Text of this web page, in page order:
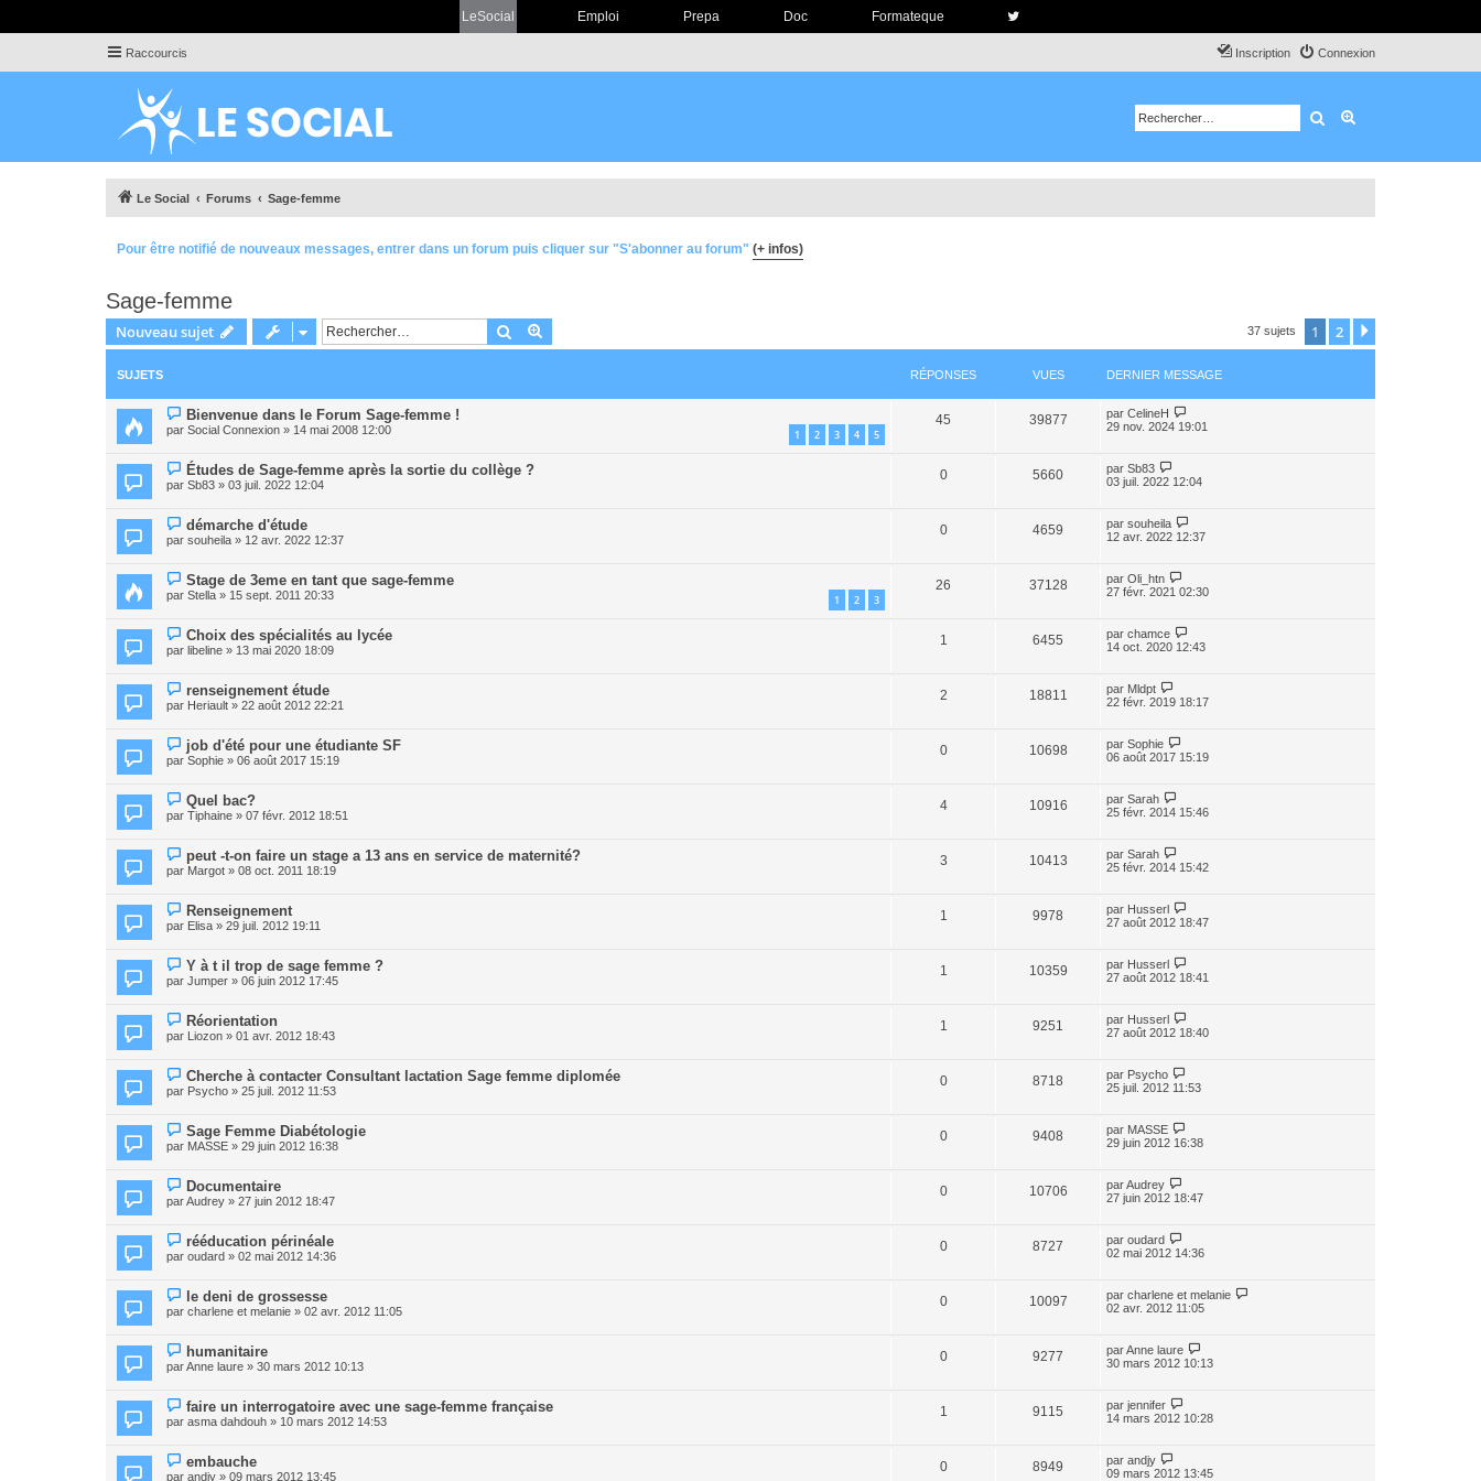
LeSocial Emploi Prepa Doc Formateque
Raccourcis Connexion
Inscription
Rechercher
Le Social Forums Sage-femme
Pour être notifié de nouveaux messages, entrer dans un forum puis cliquer sur "S'abonner au forum" (+ infos)
Sage-femme
Nouveau sujet Rechercher 37 sujets 1 2
SUJETS RÉPONSES VUES DERNIER MESSAGE
Bienvenue dans le Forum Sage-femme !
par Social Connexion » 14 mai 2008 12:00 1 2 3 4 5
45 39877 par CelineH
29 nov. 2024 19:01
Études de Sage-femme après la sortie du collège ?
par Sb83 » 03 juil. 2022 12:04
0 5660 par Sb83
03 juil. 2022 12:04
démarche d'étude
par souheila » 12 avr. 2022 12:37
0 4659 par souheila
12 avr. 2022 12:37
Stage de 3eme en tant que sage-femme
par Stella » 15 sept. 2011 20:33 1 2 3
26 37128 par Oli_htn
27 févr. 2021 02:30
Choix des spécialités au lycée
par libeline » 13 mai 2020 18:09
1 6455 par chamce
14 oct. 2020 12:43
renseignement étude
par Heriault » 22 août 2012 22:21
2 18811 par Mldpt
22 févr. 2019 18:17
job d'été pour une étudiante SF
par Sophie » 06 août 2017 15:19
0 10698 par Sophie
06 août 2017 15:19
Quel bac?
par Tiphaine » 07 févr. 2012 18:51
4 10916 par Sarah
25 févr. 2014 15:46
peut -t-on faire un stage a 13 ans en service de maternité?
par Margot » 08 oct. 2011 18:19
3 10413 par Sarah
25 févr. 2014 15:42
Renseignement
par Elisa » 29 juil. 2012 19:11
1 9978 par Husserl
27 août 2012 18:47
Y à t il trop de sage femme ?
par Jumper » 06 juin 2012 17:45
1 10359 par Husserl
27 août 2012 18:41
Réorientation
par Liozon » 01 avr. 2012 18:43
1 9251 par Husserl
27 août 2012 18:40
Cherche à contacter Consultant lactation Sage femme diplomée
par Psycho » 25 juil. 2012 11:53
0 8718 par Psycho
25 juil. 2012 11:53
Sage Femme Diabétologie
par MASSE » 29 juin 2012 16:38
0 9408 par MASSE
29 juin 2012 16:38
Documentaire
parAudrey » 27 juin 2012 18:47
0 10706 parAudrey
27 juin 2012 18:47
rééducation périnéale
par oudard » 02 mai 2012 14:36
0 8727 par oudard
02 mai 2012 14:36
le deni de grossesse
par charlene et melanie » 02 avr. 2012 11:05
0 10097 par charlene et melanie
02 avr. 2012 11:05
humanitaire
parAnne laure » 30 mars 2012 10:13
0 9277 parAnne laure
30 mars 2012 10:13
faire un interrogatoire avec une sage-femme française
par asma dahdouh » 10 mars 2012 14:53
1 9115 par jennifer
14 mars 2012 10:28
embauche
par andjy » 09 mars 2012 13:45
0 8949 par andjy
09 mars 2012 13:45